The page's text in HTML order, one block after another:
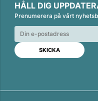
n
k
e
d
n
c
e
b
o
o
k
a
i
l
HÅLL DIG
Prenumerera på vårt